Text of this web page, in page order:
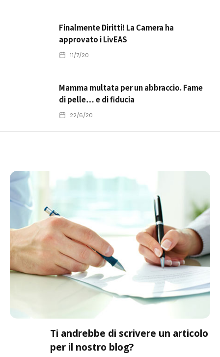
Finalmente Diritti! La Camera ha
approvato i LivEAS
11/7/20
Mamma multata per un abbraccio. Fame
di pelle… e di fiducia
22/6/20
Ti andrebbe di scrivere un articolo
per il nostro blog?